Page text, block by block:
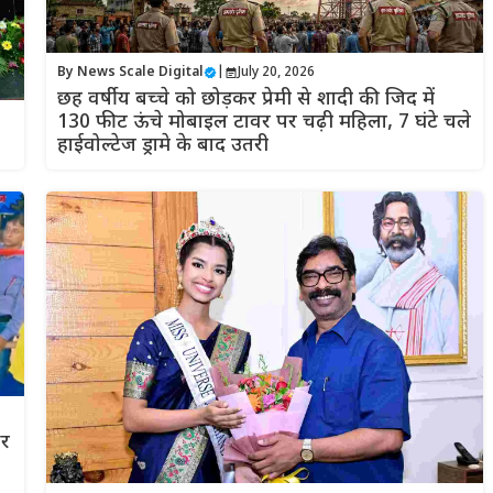
By News Scale Digital | July 20, 2026
छह वर्षीय बच्चे को छोड़कर प्रेमी से शादी की जिद में
130 फीट ऊंचे मोबाइल टावर पर चढ़ी महिला, 7 घंटे चले
हाईवोल्टेज ड्रामे के बाद उतरी